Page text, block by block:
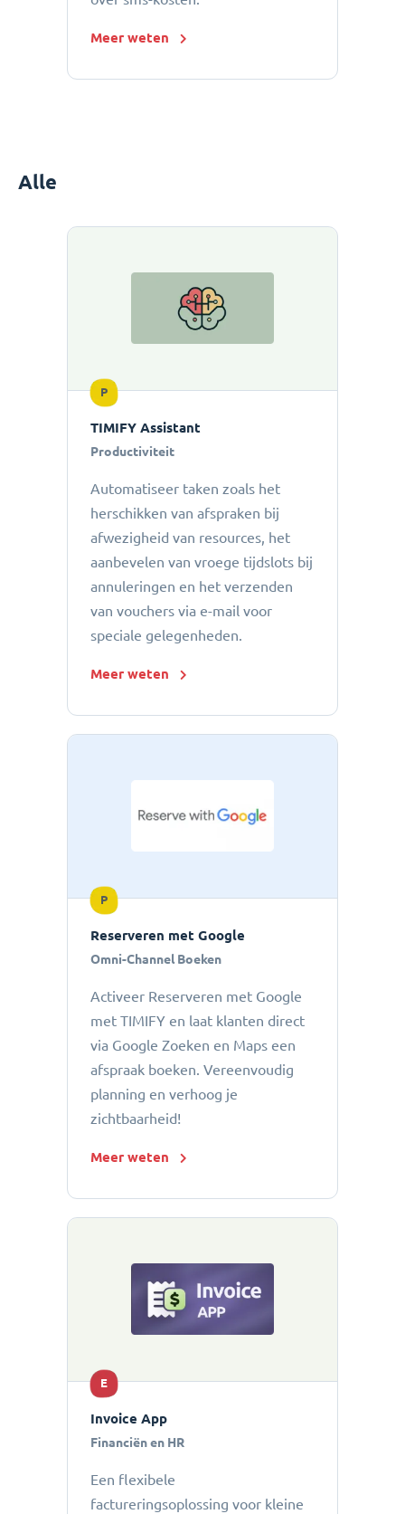
Meer weten
Alle
P
TIMIFY Assistant
Productiviteit
Automatiseer taken zoals het
herschikken van afspraken bij
afwezigheid van resources, het
aanbevelen van vroege tijdslots bij
annuleringen en het verzenden
van vouchers via e-mail voor
speciale gelegenheden.
Meer weten
P
Reserveren met Google
Omni-Channel Boeken
Activeer Reserveren met Google
met TIMIFY en laat klanten direct
via Google Zoeken en Maps een
afspraak boeken. Vereenvoudig
planning en verhoog je
zichtbaarheid!
Meer weten
E
Invoice App
Financiën en HR
Een flexibele
factureringsoplossing voor kleine